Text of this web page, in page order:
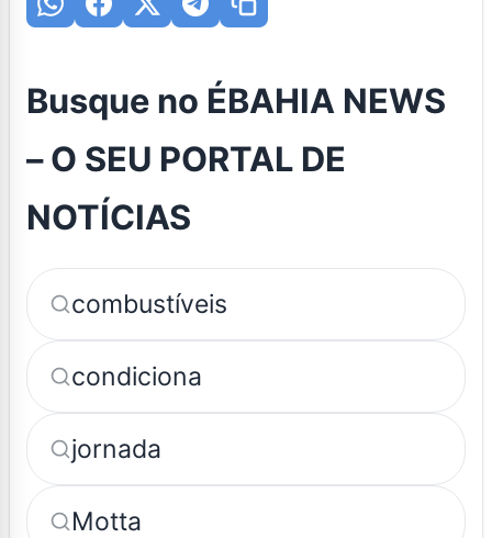
Busque no ÉBAHIA NEWS
– O SEU PORTAL DE
NOTÍCIAS
combustíveis
condiciona
jornada
Motta